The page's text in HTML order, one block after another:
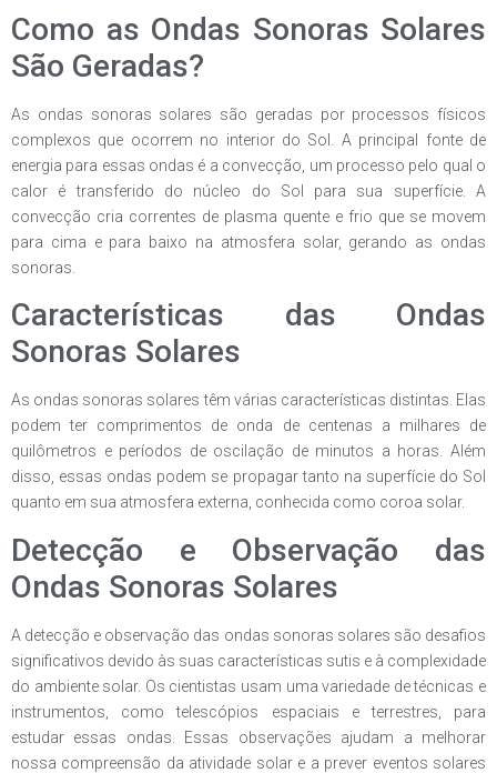
Como as Ondas Sonoras Solares
São Geradas?
As ondas sonoras solares são geradas por processos físicos
complexos que ocorrem no interior do Sol. A principal fonte de
energia para essas ondas é a convecção, um processo pelo qual o
calor é transferido do núcleo do Sol para sua superfície. A
convecção cria correntes de plasma quente e frio que se movem
para cima e para baixo na atmosfera solar, gerando as ondas
sonoras.
Características das Ondas
Sonoras Solares
As ondas sonoras solares têm várias características distintas. Elas
podem ter comprimentos de onda de centenas a milhares de
quilômetros e períodos de oscilação de minutos a horas. Além
disso, essas ondas podem se propagar tanto na superfície do Sol
quanto em sua atmosfera externa, conhecida como coroa solar.
Detecção e Observação das
Ondas Sonoras Solares
A detecção e observação das ondas sonoras solares são desafios
significativos devido às suas características sutis e à complexidade
do ambiente solar. Os cientistas usam uma variedade de técnicas e
instrumentos, como telescópios espaciais e terrestres, para
estudar essas ondas. Essas observações ajudam a melhorar
nossa compreensão da atividade solar e a prever eventos solares